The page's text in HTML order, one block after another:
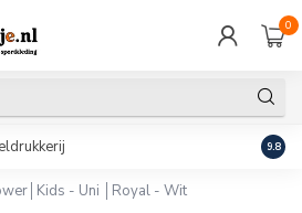
0
9.8
- Uni │Royal - Wit